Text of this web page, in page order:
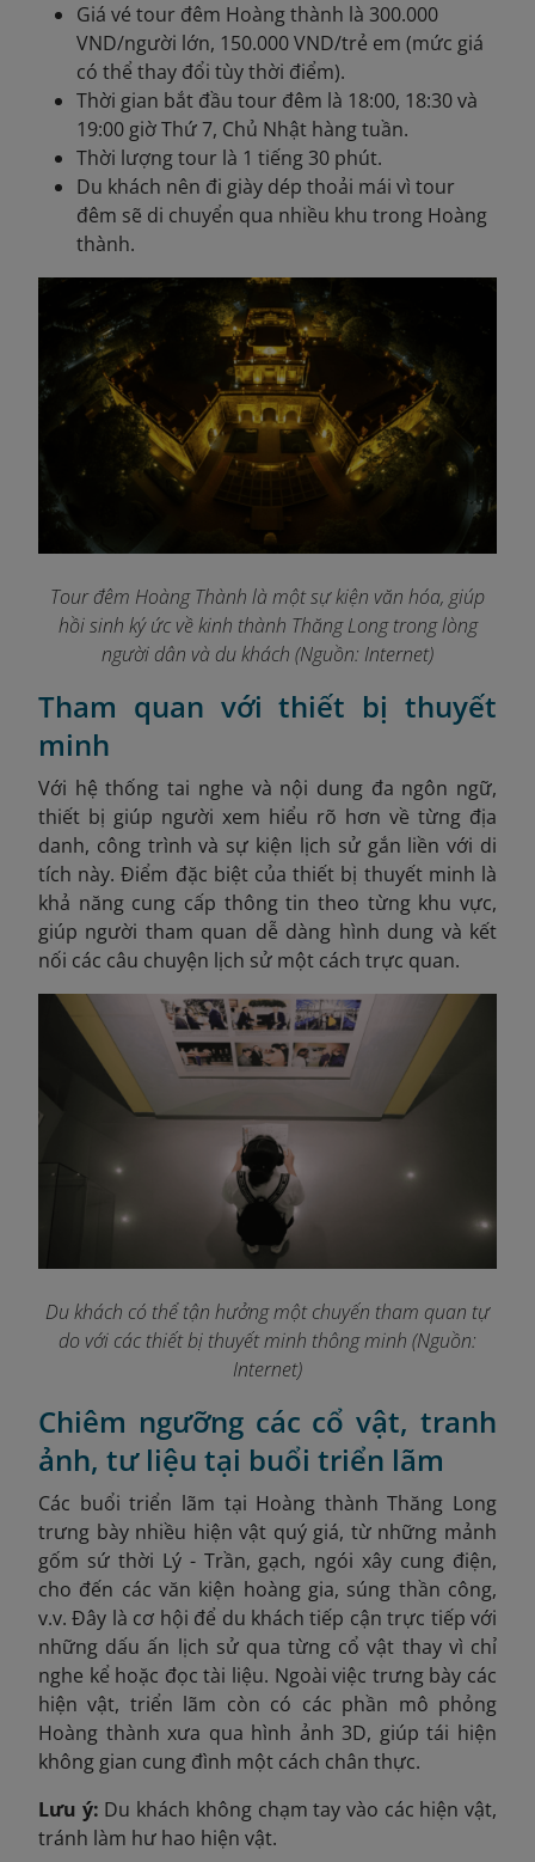
Giá vé tour đêm Hoàng thành là 300.000
VND/người lớn, 150.000 VND/trẻ em (mức giá
có thể thay đổi tùy thời điểm).
Thời gian bắt đầu tour đêm là 18:00, 18:30 và
19:00 giờ Thứ 7, Chủ Nhật hàng tuần.
Thời lượng tour là 1 tiếng 30 phút.
Du khách nên đi giày dép thoải mái vì tour
đêm sẽ di chuyển qua nhiều khu trong Hoàng
thành.
Tour đêm Hoàng Thành là một sự kiện văn hóa, giúp
hồi sinh ký ức về kinh thành Thăng Long trong lòng
người dân và du khách (Nguồn: Internet)
Tham quan với thiết bị thuyết
minh
Với hệ thống tai nghe và nội dung đa ngôn ngữ,
thiết bị giúp người xem hiểu rõ hơn về từng địa
danh, công trình và sự kiện lịch sử gắn liền với di
tích này. Điểm đặc biệt của thiết bị thuyết minh là
khả năng cung cấp thông tin theo từng khu vực,
giúp người tham quan dễ dàng hình dung và kết
nối các câu chuyện lịch sử một cách trực quan.
Du khách có thể tận hưởng một chuyến tham quan tự
do với các thiết bị thuyết minh thông minh (Nguồn:
Internet)
Chiêm ngưỡng các cổ vật, tranh
ảnh, tư liệu tại buổi triển lãm
Các buổi triển lãm tại Hoàng thành Thăng Long
trưng bày nhiều hiện vật quý giá, từ những mảnh
gốm sứ thời Lý - Trần, gạch, ngói xây cung điện,
cho đến các văn kiện hoàng gia, súng thần công,
v.v. Đây là cơ hội để du khách tiếp cận trực tiếp với
những dấu ấn lịch sử qua từng cổ vật thay vì chỉ
nghe kể hoặc đọc tài liệu. Ngoài việc trưng bày các
hiện vật, triển lãm còn có các phần mô phỏng
Hoàng thành xưa qua hình ảnh 3D, giúp tái hiện
không gian cung đình một cách chân thực.
Lưu ý: Du khách không chạm tay vào các hiện vật,
tránh làm hư hao hiện vật.